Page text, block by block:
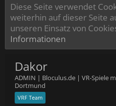
Diese Seite verwendet
weiterhin auf dieser Seite
unseren Einsatz von
Informationen
Dakor
ADMIN | Bloculus.de | VR-Spiele
Dortmund
VRF Team